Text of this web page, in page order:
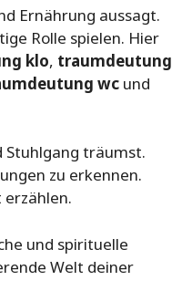
Ernährung aussagt.
Rolle spielen. Hier
klo, traumdeutung
wc und
Stuhlgang träumst.
zu erkennen.
erzählen.
und spirituelle
Welt deiner